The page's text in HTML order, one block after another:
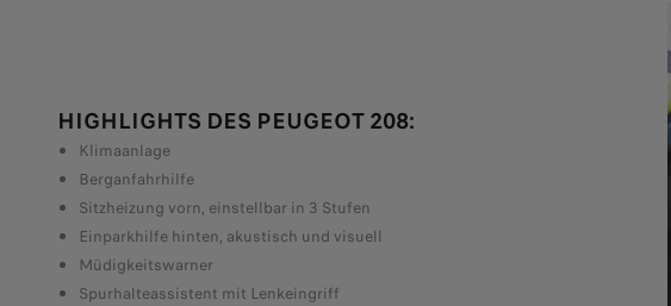
HIGHLIGHTS DES PEUGEOT 208:
Klimaanlage
Berganfahrhilfe
Sitzheizung vorn, einstellbar in 3 Stufen
Einparkhilfe hinten, akustisch und visuell
Müdigkeitswarner
Spurhalteassistent mit Lenkeingriff